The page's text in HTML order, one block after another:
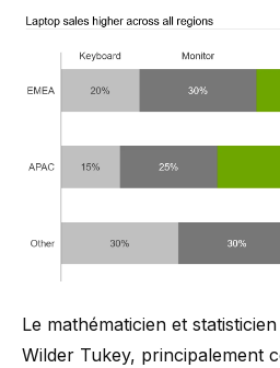
Le mathématicien et
Wilder Tukey, principalement